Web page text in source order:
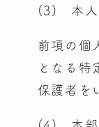
(3) 本人
前項の個
となる特
保護者を